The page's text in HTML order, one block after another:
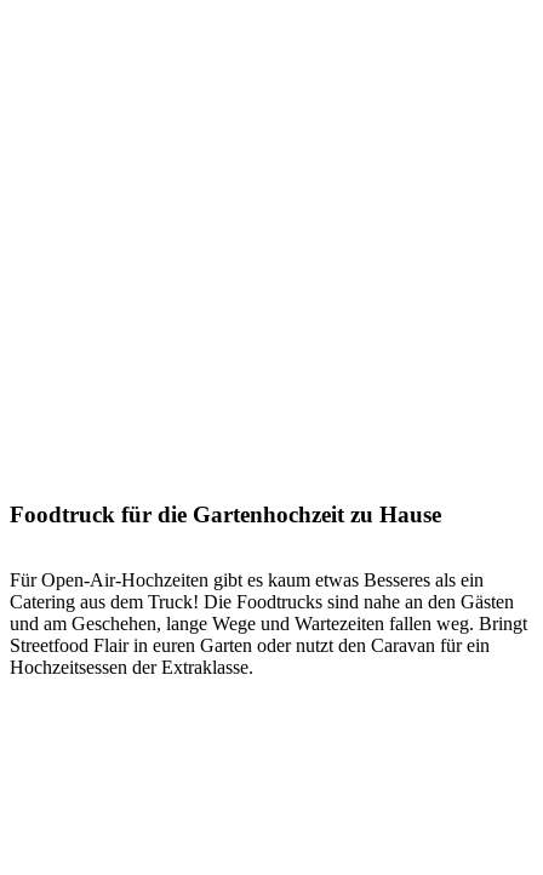
Foodtruck für die Gartenhochzeit zu Hause
Für Open-Air-Hoch­zeiten gibt es kaum etwas Besseres als ein
Catering aus dem Truck! Die Food­trucks sind nahe an den Gästen
und am Geschehen, lange Wege und Warte­zeiten fallen weg. Bringt
Street­food Flair in euren Garten oder nutzt den Caravan für ein
Hoch­zeits­essen der Extra­klasse.